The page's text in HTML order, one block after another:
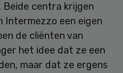
centra krijgen
Intermezzo een eigen
de cliënten van
het idee dat ze een
maar dat ze ergens